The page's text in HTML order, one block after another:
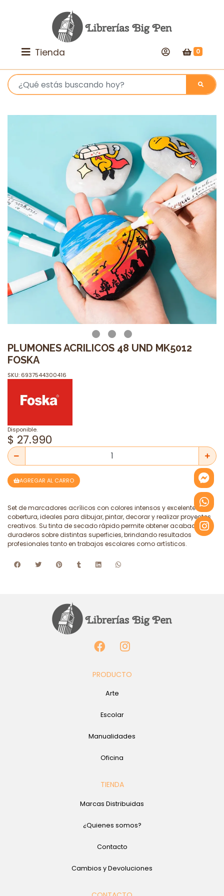
Tienda 0
PLUMONES ACRILICOS 48 UND MK5012
FOSKA
SKU: 6937544300416
Disponible.
$ 27.990
AGREGAR AL CARRO
Set de marcadores acrílicos con colores intensos y excelente
cobertura, ideales para dibujar, pintar, decorar y realizar proyectos
creativos. Su tinta de secado rápido permite obtener acabados
duraderos sobre distintas superficies, brindando resultados
profesionales tanto en trabajos escolares como artísticos.
PRODUCTO
Arte
Escolar
Manualidades
Oficina
TIENDA
Marcas Distribuidas
¿Quienes somos?
Contacto
Cambios y Devoluciones